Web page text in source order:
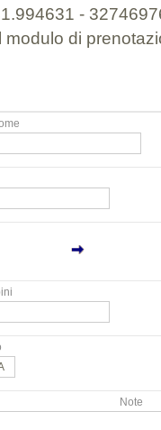
-
modulo di
Note